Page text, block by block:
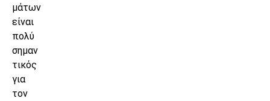
μάτων
είναι
πολύ
σημαν
τικός
για
τον